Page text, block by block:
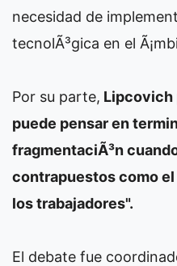
necesidad de
tecnolÃ³gica en el
Por su parte, Lipcovich
puede pensar en
fragmentaciÃ³n
contrapuestos como
los trabajadores".
El debate fue